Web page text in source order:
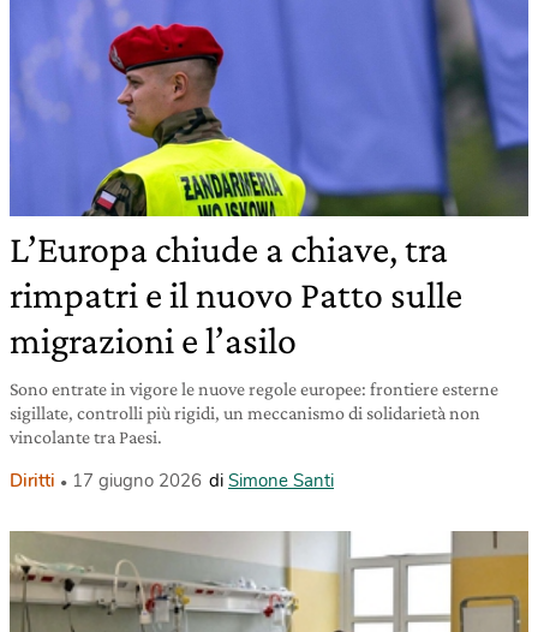
L’Europa chiude a chiave, tra
rimpatri e il nuovo Patto sulle
migrazioni e l’asilo
Sono entrate in vigore le nuove regole europee: frontiere esterne
sigillate, controlli più rigidi, un meccanismo di solidarietà non
vincolante tra Paesi.
Diritti 17 giugno 2026 di Simone Santi